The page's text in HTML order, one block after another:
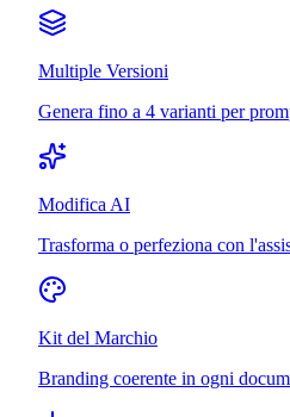
Multiple Versioni
Genera fino a 4 varianti per
Modifica AI
Trasforma o perfeziona con
Kit del Marchio
Branding coerente in ogni